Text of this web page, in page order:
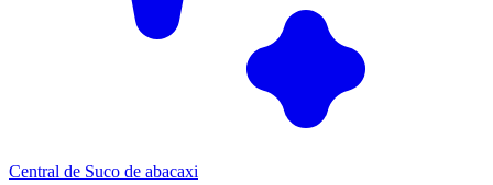
Central de Suco de abacaxi